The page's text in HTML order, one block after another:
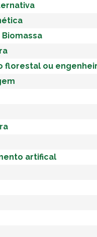
florestal ou
artifical